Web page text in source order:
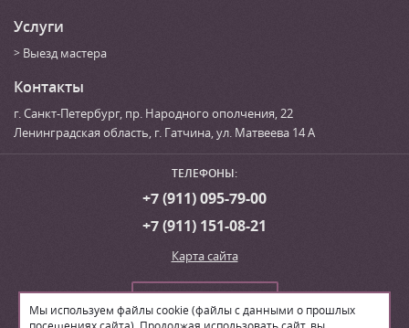
Мы используем файлы cookie (файлы с данными о прошлых
Услуги
Выезд мастера
Контакты
г. Санкт-Петербург, пр. Народного ополчения, 22
Ленинградская область, г. Гатчина,ул. Матвеева 14 А
ТЕЛЕФОНЫ:
+7 (911) 095-79-00
+7 (911) 151-08-21
Карта сайта
Сделать заказ